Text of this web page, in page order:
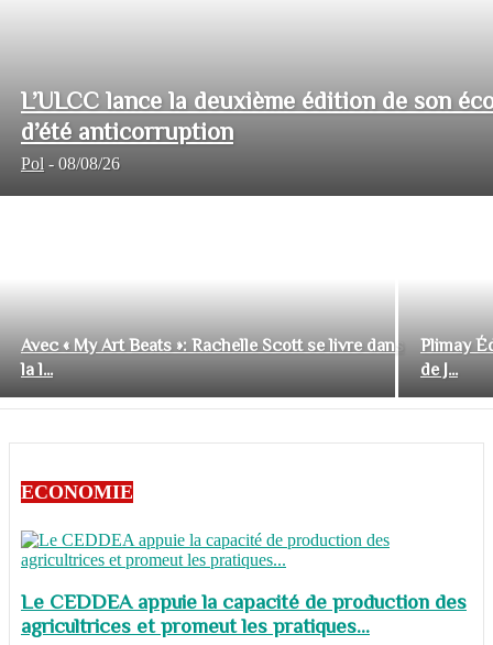
L’ULCC lance la deuxième édition de son
d’été anticorruption
Pol - 08/08/26
Avec « My Art Beats »: Rachelle Scott se livre dans
la l...
Plimay
de J...
ECONOMIE
Le CEDDEA appuie la capacité de production des
agricultrices et promeut les pratiques...